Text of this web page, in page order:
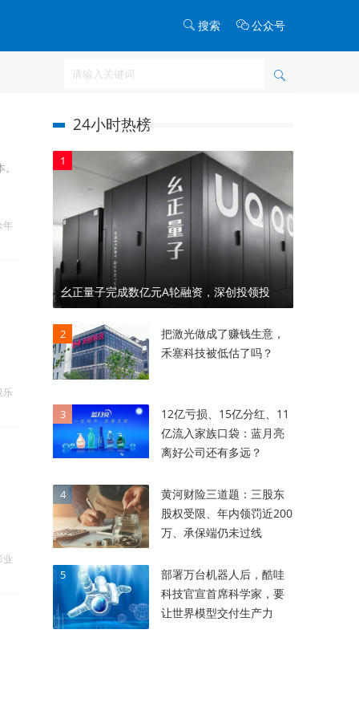
搜索 公众号
年
乐
业
24小时热榜
1
幺正量子完成数亿元A轮融资，深创投领投
2
把激光做成了赚钱生意，
禾塞科技被低估了吗？
3
12亿亏损、15亿分红、11
亿流入家族口袋：蓝月亮
离好公司还有多远？
4
黄河财险三道题：三股东
股权受限、年内领罚近200
万、承保端仍未过线
5
部署万台机器人后，酷哇
科技官宣首席科学家，要
让世界模型交付生产力